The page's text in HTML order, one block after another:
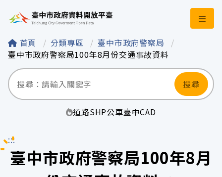
臺中市政府資料開
首頁 分類專區
臺中市政府警察局
臺中市政府警察局100年8月份交通事故資料
搜尋
道路SHP公車臺中CAD
:::
臺中市政府警察局100年8月